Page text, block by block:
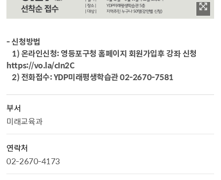
- 신청방법
1) 온라인신청: 영등포구청 홈페이지 회원가입후 강좌 신청
https://vo.la/cIn2C
2) 전화접수: YDP미래평생학습관 02-2670-7581
부서
미래교육과
연락처
02-2670-4173